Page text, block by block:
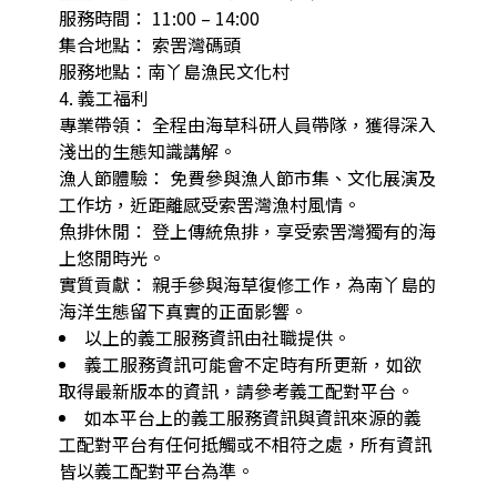
服務時間： 11:00 – 14:00
集合地點： 索罟灣碼頭
服務地點：南丫島漁民文化村
4. 義工福利
專業帶領： 全程由海草科研人員帶隊，獲得深入
淺出的生態知識講解。
漁人節體驗： 免費參與漁人節市集、文化展演及
工作坊，近距離感受索罟灣漁村風情。
魚排休閒： 登上傳統魚排，享受索罟灣獨有的海
上悠閒時光。
實質貢獻： 親手參與海草復修工作，為南丫島的
海洋生態留下真實的正面影響。
以上的義工服務資訊由社職提供。
義工服務資訊可能會不定時有所更新，如欲
取得最新版本的資訊，請參考義工配對平台。
如本平台上的義工服務資訊與資訊來源的義
工配對平台有任何抵觸或不相符之處，所有資訊
皆以義工配對平台為準。